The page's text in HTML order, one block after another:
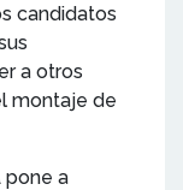
candidatos
a otros
montaje de
pone a